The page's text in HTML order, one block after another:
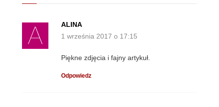
ALINA
1 września 2017 o 17:15
Piękne zdjęcia i fajny artykuł.
Odpowiedz